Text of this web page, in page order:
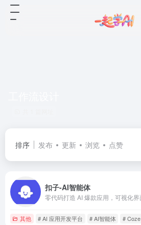
排序 发布 更新 浏览 点赞
扣子-AI智能体
其他 # AI 应用开发平台 # AI智能体 # Coze